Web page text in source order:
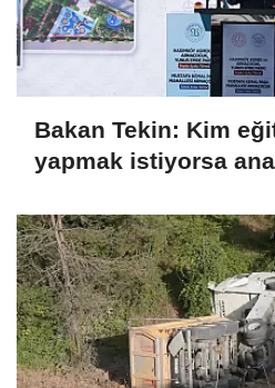
Bakan Tekin: Kim
yapmak istiyorsa